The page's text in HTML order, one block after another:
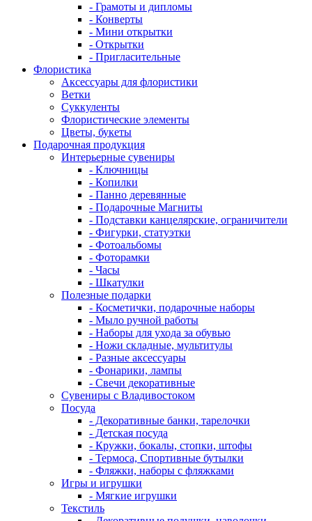
- Грамоты и дипломы
- Конверты
- Мини открытки
- Открытки
- Пригласительные
Флористика
Аксессуары для флористики
Ветки
Суккуленты
Флористические элементы
Цветы, букеты
Подарочная продукция
Интерьерные сувениры
- Ключницы
- Копилки
- Панно деревянные
- Подарочные Магниты
- Подставки канцелярские, ограничители
- Фигурки, статуэтки
- Фотоальбомы
- Фоторамки
- Часы
- Шкатулки
Полезные подарки
- Косметички, подарочные наборы
- Мыло ручной работы
- Наборы для ухода за обувью
- Ножи складные, мультитулы
- Разные аксессуары
- Фонарики, лампы
- Свечи декоративные
Сувениры с Владивостоком
Посуда
- Декоративные банки, тарелочки
- Детская посуда
- Кружки, бокалы, стопки, штофы
- Термоса, Спортивные бутылки
- Фляжки, наборы с фляжками
Игры и игрушки
- Мягкие игрушки
Текстиль